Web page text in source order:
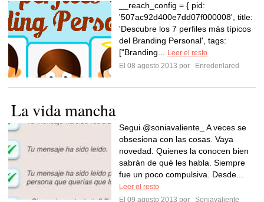
__reach_config = { pid:
'507ac92d400e7dd07f000008', title:
'Descubre los 7 perfiles más típicos
del Branding Personal', tags:
["Branding...
Leer el resto
El 08 agosto 2013 por
Enredenlared
La vida mancha
Segui @soniavaliente_ A veces se
obsesiona con las cosas. Vaya
novedad. Quienes la conocen bien
sabrán de qué les habla. Siempre
fue un poco compulsiva. Desde...
Leer el resto
El 09 agosto 2013 por
Soniavaliente